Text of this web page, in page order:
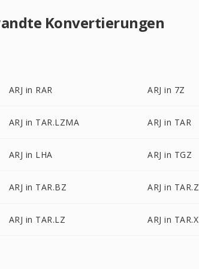
Konvertierungen
ARJ in RAR ARJ in 7Z
ARJ in TAR.LZMA ARJ in TAR
ARJ in LHA ARJ in TGZ
ARJ in TAR.BZ ARJ in TAR.Z
ARJ in TAR.LZ ARJ in